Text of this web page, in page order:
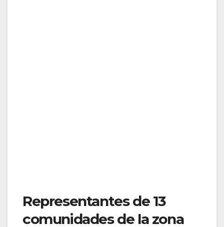
Representantes de 13
comunidades de la zona